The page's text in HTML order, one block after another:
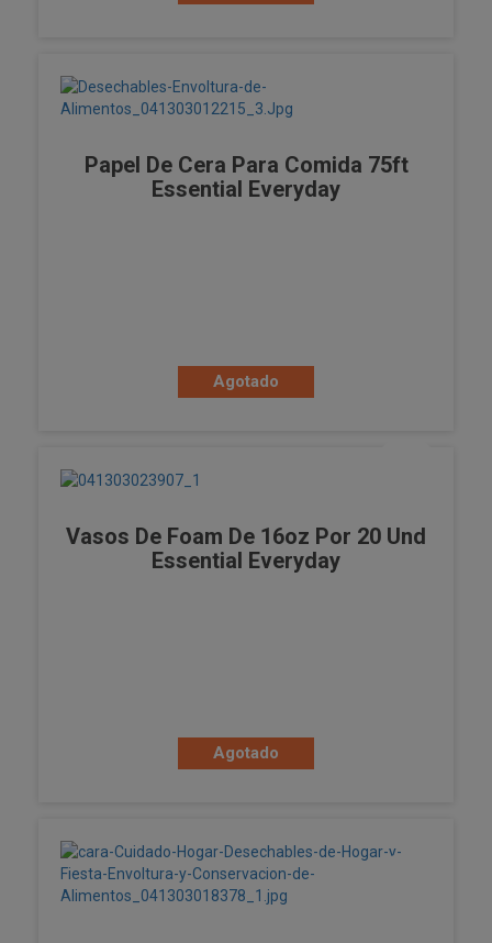
Papel De Cera Para Comida 75ft
Essential Everyday
Agotado
Vasos De Foam De 16oz Por 20 Und
Essential Everyday
Agotado